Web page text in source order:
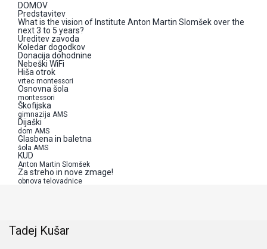
DOMOV
Predstavitev
What is the vision of Institute Anton Martin Slomšek over the
next 3 to 5 years?
Ureditev zavoda
Koledar dogodkov
Donacija dohodnine
Nebeški WiFi
Hiša otrok
vrtec montessori
Osnovna šola
montessori
Škofijska
gimnazija AMS
Dijaški
dom AMS
Glasbena in baletna
šola AMS
KUD
Anton Martin Slomšek
Za streho in nove zmage!
obnova telovadnice
Tadej Kušar